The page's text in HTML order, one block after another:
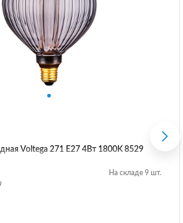
Voltega 271 E27 4Вт 1800K 8529
На складе 9 шт.